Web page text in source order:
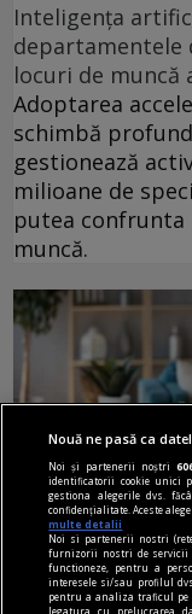
Inteligența
departamentele
locuri de muncă
Adoptarea
schimbă
gestionează
milioane de
putea confrunta
muncă.
Nouă ne pasă ca
Noi și partenerii noștri
identificatorii cookie unici
gestiona alegerile dvs.
confidențialitate. Aceste
multe detalii
Noi si partenerii nostri
furnizorii nostri de servicii
functioneze, pentru a
interesele si/sau profilul
pentru a analiza traficul pe
legatura cu prelucrarea